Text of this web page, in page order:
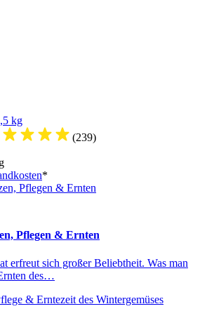
kg
(239)
*
Pflegen & Ernten
erfreut sich großer Beliebtheit. Was man
des…